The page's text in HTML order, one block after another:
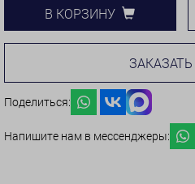
В КОРЗИНУ
ЗАКАЗАТЬ
Поделиться:
Напишите нам в мессенджеры: